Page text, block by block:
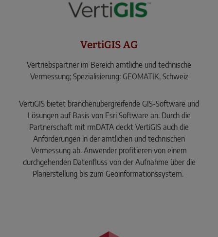
VertiGIS AG
Vertriebspartner im Bereich amtliche und technische
Vermessung; Spezialisierung: GEOMATIK, Schweiz
VertiGIS bietet branchenübergreifende GIS-Software und
Lösungen auf Basis von Esri Software an. Durch die
Partnerschaft mit rmDATA deckt VertiGIS auch die
Anforderungen in der amtlichen und technischen
Vermessung ab. Anwender profitieren von einem
durchgehenden Datenfluss von der Aufnahme über die
Planerstellung bis zum Geoinformationssystem.